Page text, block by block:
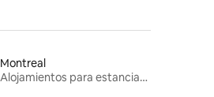
Montreal
Alojamientos para estancias largas